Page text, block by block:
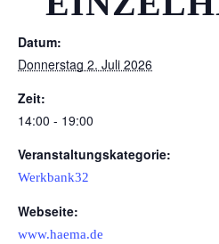
Datum:
Donnerstag 2. Juli 2026
Zeit:
14:00 - 19:00
Veranstaltungskategorie:
Werkbank32
Webseite:
www.haema.de